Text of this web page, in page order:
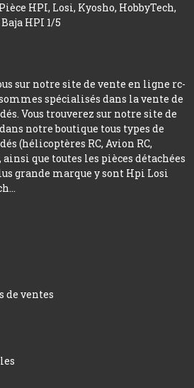
HPI, Losi, Kyosho, HobbyTech,
HPI 1/5
sur notre site de vente en ligne rc-
spécialisés dans la vente de
Vous trouverez sur notre site de
notre boutique tous types de
(hélicoptères RC, Avion RC,
ainsi que toutes les pièces détachées
grande marque y sont Hpi Losi
de ventes